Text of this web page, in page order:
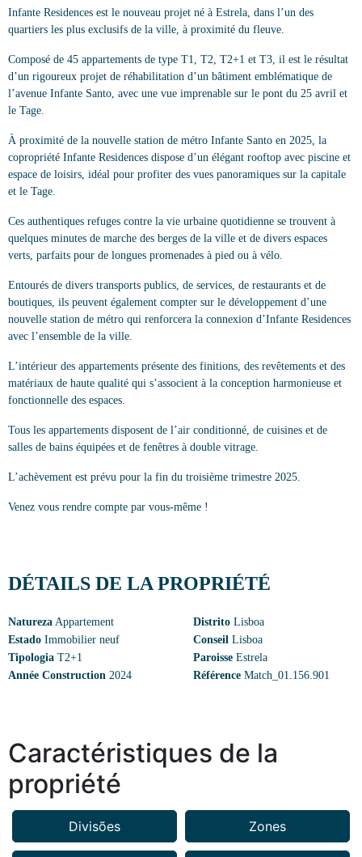
Infante Residences est le nouveau projet né à Estrela, dans l’un des
quartiers les plus exclusifs de la ville, à proximité du fleuve.
Composé de 45 appartements de type T1, T2, T2+1 et T3, il est le résultat
d’un rigoureux projet de réhabilitation d’un bâtiment emblématique de
l’avenue Infante Santo, avec une vue imprenable sur le pont du 25 avril et
le Tage.
À proximité de la nouvelle station de métro Infante Santo en 2025, la
copropriété Infante Residences dispose d’un élégant rooftop avec piscine et
espace de loisirs, idéal pour profiter des vues panoramiques sur la capitale
et le Tage.
Ces authentiques refuges contre la vie urbaine quotidienne se trouvent à
quelques minutes de marche des berges de la ville et de divers espaces
verts, parfaits pour de longues promenades à pied ou à vélo.
Entourés de divers transports publics, de services, de restaurants et de
boutiques, ils peuvent également compter sur le développement d’une
nouvelle station de métro qui renforcera la connexion d’Infante Residences
avec l’ensemble de la ville.
L’intérieur des appartements présente des finitions, des revêtements et des
matériaux de haute qualité qui s’associent à la conception harmonieuse et
fonctionnelle des espaces.
Tous les appartements disposent de l’air conditionné, de cuisines et de
salles de bains équipées et de fenêtres à double vitrage.
L’achèvement est prévu pour la fin du troisième trimestre 2025.
Venez vous rendre compte par vous-même !
DÉTAILS DE LA PROPRIÉTÉ
Natureza Appartement
Estado Immobilier neuf
Tipologia T2+1
Année Construction 2024
Distrito Lisboa
Conseil Lisboa
Paroisse Estrela
Référence Match_01.156.901
Caractéristiques de la
propriété
Divisões Zones